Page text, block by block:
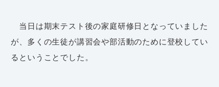
当日は期末テスト後の家庭研修日となっていました
が、多くの生徒が講習会や部活動のために登校してい
るということでした。